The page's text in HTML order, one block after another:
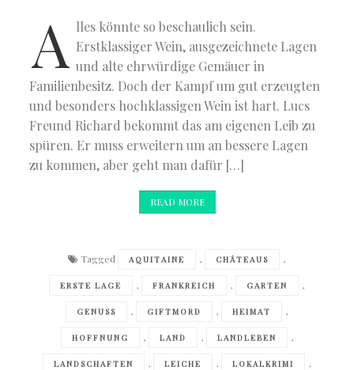
A lles könnte so beschaulich sein.
Erstklassiger Wein, ausgezeichnete Lagen
und alte ehrwürdige Gemäuer in
Familienbesitz. Doch der Kampf um gut erzeugten
und besonders hochklassigen Wein ist hart. Lucs
Freund Richard bekommt das am eigenen Leib zu
spüren. Er muss erweitern um an bessere Lagen
zu kommen, aber geht man dafür […]
READ MORE
Tagged AQUITAINE , CHÂTEAUS ,
ERSTE LAGE , FRANKREICH , GARTEN ,
GENUSS , GIFTMORD , HEIMAT ,
HOFFNUNG , LAND , LANDLEBEN ,
LANDSCHAFTEN , LEICHE , LOKALKRIMI ,